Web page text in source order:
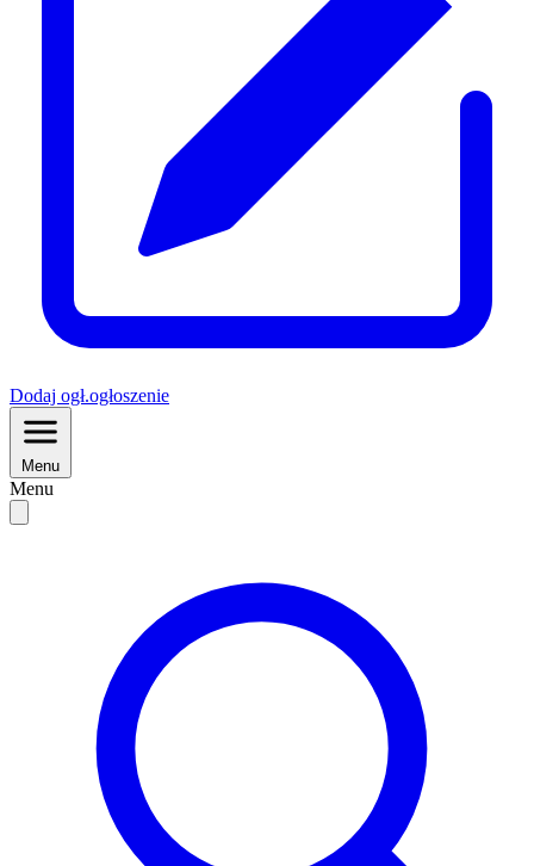
Dodaj ogł.ogłoszenie
Menu
Menu